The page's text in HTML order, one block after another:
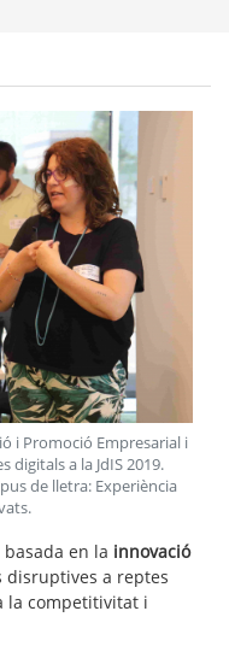
i Promoció Empresarial i
digitals a la JdIS 2019.
de lletra: Experiència
.
en la innovació
disruptives a reptes
la competitivitat i